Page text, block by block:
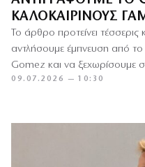
ΚΑΛΟΚΑΙΡΙΝΟΎΣ
Το άρθρο προτείνει
αντλήσουμε έμπνευση από
Gomez και να ξεχωρίσουμε
σε…
09.07.2026 — 10:30